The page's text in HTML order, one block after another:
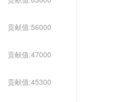
贡献值:56000
贡献值:47000
贡献值:45300